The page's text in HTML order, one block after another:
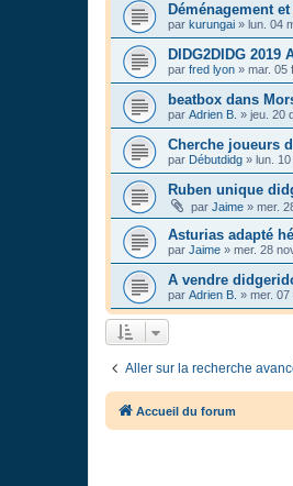
Déménagement
par kurungai » lun. 04
DIDG2DIDG 2019
par fred lyon » mar. 05
beatbox dans
par Adrien B. » jeu. 20
Cherche joueurs
par Débutdidg » lun.
Ruben unique
par Jaime » mer.
Asturias adapté
par Jaime » mer. 28
A vendre
par Adrien B. » mer. 07
Aller sur la recherche
Accueil du forum